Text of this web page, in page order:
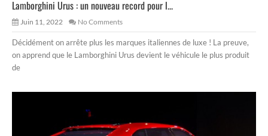
Lamborghini Urus : un nouveau record pour l...
Juin 11, 2022 No Comments
Décidément on arrête plus les marques italiennes de luxe ! La preuve,
on apprend que le Lamborghini Urus devient le véhicule le plus produit
de